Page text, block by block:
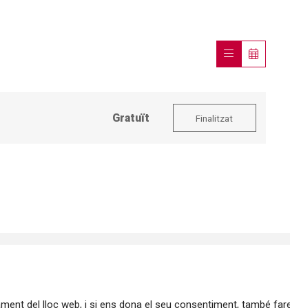
Gratuït Finalitzat
del lloc web, i si ens dona el seu consentiment, també